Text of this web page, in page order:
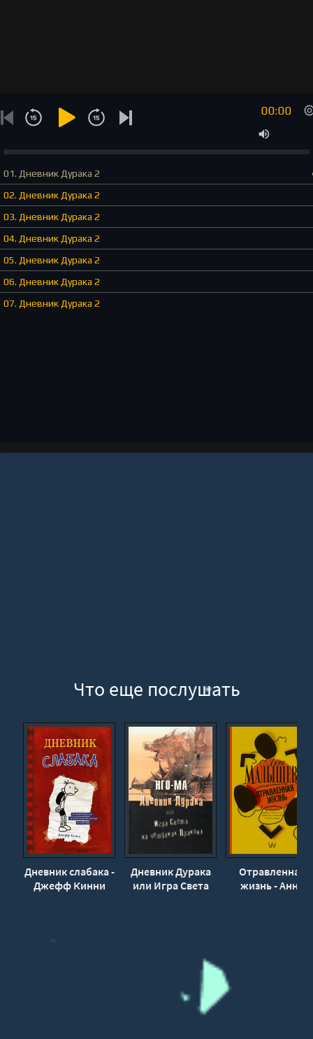
00:00
01. Дневник Дурака 2
02. Дневник Дурака 2
03. Дневник Дурака 2
04. Дневник Дурака 2
05. Дневник Дурака 2
06. Дневник Дурака 2
07. Дневник Дурака 2
Что еще послушать
Дневник слабака -
Джефф Кинни
Дневник Дурака
или Игра Света
Отравленная
жизнь - Анна